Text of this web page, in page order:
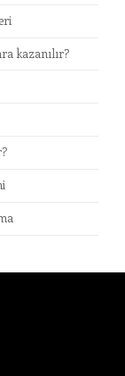
kazanılır?